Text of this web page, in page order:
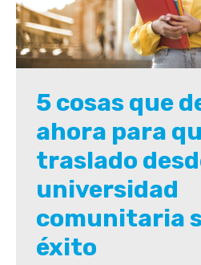
5 cosas que
ahora para
traslado
universidad
comunitaria
éxito